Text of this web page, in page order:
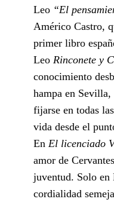
Leo “El
Américo Castro,
primer libro
Leo Rinconete y
conocimiento
hampa en
fijarse en todas
vida desde el
En El licenciado
amor de
juventud. Solo en
cordialidad